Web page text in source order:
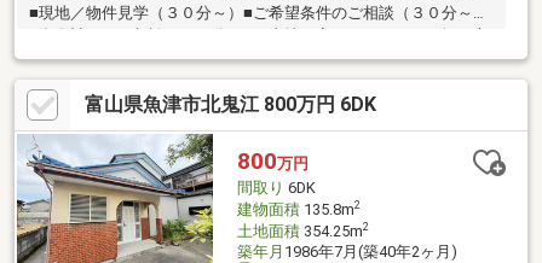
■現地／物件見学（３０分～）■ご希望条件のご相談（３０分～）
のご相談（３０分～）■会社の強みのご紹介（３０分～）■持家を
お持ちの方のお住み替えのご相談（３０分～）マイホーム購入は
人生の大切なご決断です。気になる点は何でもお気軽にご相談く
ださい。当社スタッフが、ご納得頂けるまでご相談をお受けいた
します。【0120-011-768】へお電話いただくか、【オレンジ色資
料請求（無料）ボタン】【赤色見学予約をする（無料）ボタン】
よりお問い合わせください。
富山県魚津市北鬼江 800万円 6DK
800万円
間取り 6DK
建物面積135.8m2
土地面積354.25m2
築年月 1986年7月(築40年2ヶ月)